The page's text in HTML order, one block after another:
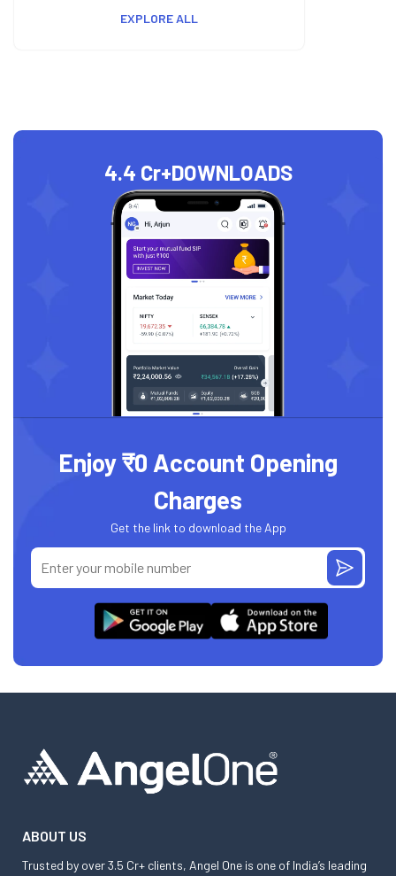
EXPLORE ALL
4.4 Cr+DOWNLOADS
Enjoy ₹0 Account Opening
Charges
Get the link to download the App
ABOUT US
Trusted by over 3.5 Cr+ clients, Angel One is one of India’s leading